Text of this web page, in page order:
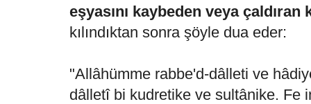
eşyasını kaybeden veya çaldıran
kılındıktan sonra şöyle dua eder:
"Allâhümme rabbe'd-dâlleti ve
dâlletî bi kudretike ve sultânike. Fe